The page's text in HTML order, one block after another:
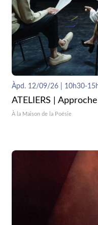
Àpd. 12/09/26 | 10h30-
ATELIERS |
À la Maison de la Poésie